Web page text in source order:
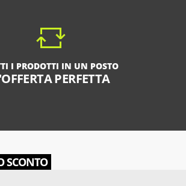
I PRODOTTI IN UN POSTO
PERFETTA
SCONTO